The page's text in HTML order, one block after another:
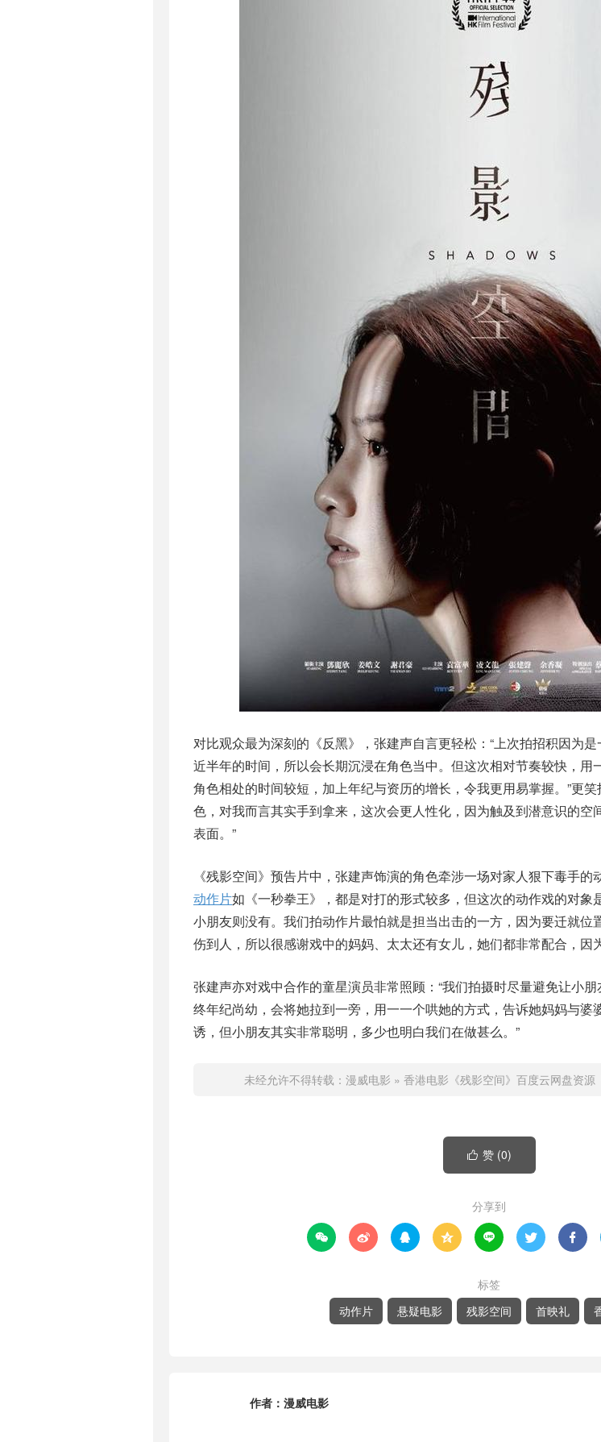
对比观众最为深刻的《反黑》，张建声自言更轻松：“上次拍招积因为
近半年的时间，所以会长期沉浸在角色当中。但这次相对节奏较快，用
角色相处的时间较短，加上年纪与资历的增长，令我更用易掌握。”更
色，对我而言其实手到拿来，这次会更人性化，因为触及到潜意识的空
表面。”
《残影空间》预告片中，张建声饰演的角色牵涉一场对家人狠下毒手的
动作片如《一秒拳王》，都是对打的形式较多，但这次的动作戏的对象
小朋友则没有。我们拍动作片最怕就是担当出击的一方，因为要迁就位
伤到人，所以很感谢戏中的妈妈、太太还有女儿，她们都非常配合，因
张建声亦对戏中合作的童星演员非常照顾：“我们拍摄时尽量避免让小
终年纪尚幼，会将她拉到一旁，用一一个哄她的方式，告诉她妈妈与婆
诱，但小朋友其实非常聪明，多少也明白我们在做甚么。”
未经允许不得转载： 漫威电影 » 香港电影《残影空间》百度云网盘资源
 赞 (0)
分享到
      
标签
动作片
悬疑电影 残影空间 首映礼
作者： 漫威电影